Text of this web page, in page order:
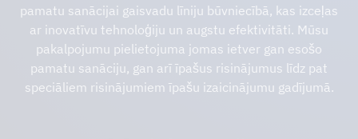
pamatu sanācijai gaisvadu līniju būvniecībā, kas izceļas
ar inovatīvu tehnoloģiju un augstu efektivitāti. Mūsu
pakalpojumu pielietojuma jomas ietver gan esošo
pamatu sanāciju, gan arī īpašus risinājumus līdz pat
speciāliem risinājumiem īpašu izaicinājumu gadījumā.